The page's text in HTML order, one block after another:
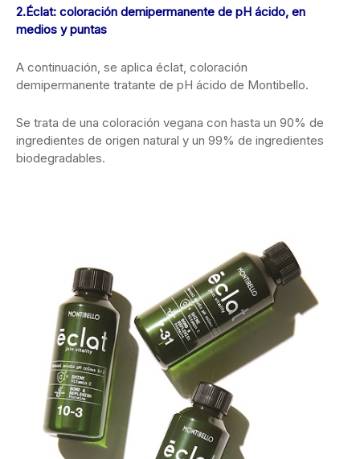
2.Éclat: coloración demipermanente de pH ácido, en
medios y puntas
A continuación, se aplica éclat, coloración
demipermanente tratante de pH ácido de Montibello.
Se trata de una coloración vegana con hasta un 90% de
ingredientes de origen natural y un 99% de ingredientes
biodegradables.